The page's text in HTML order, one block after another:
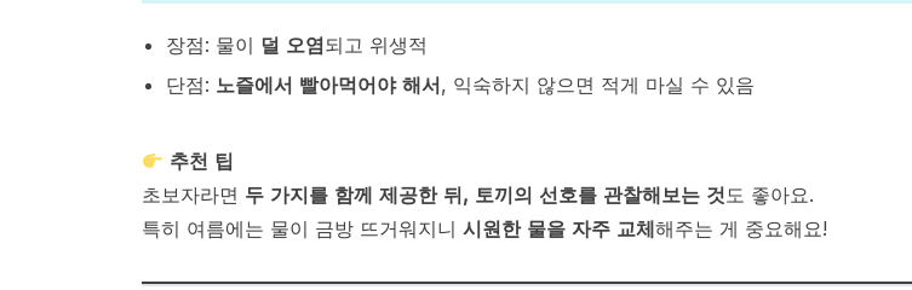
장점: 물이 덜 오염되고 위생적
단점: 노즐에서 빨아먹어야 해서, 익숙하지 않으면 적게 마실 수 있음
추천 팁
초보자라면 두 가지를 함께 제공한 뒤, 토끼의 선호를 관찰해보는 것 도 좋아요.
특히 여름에는 물이 금방 뜨거워지니 시원한 물을 자주 교체해주는 게 중요해요!